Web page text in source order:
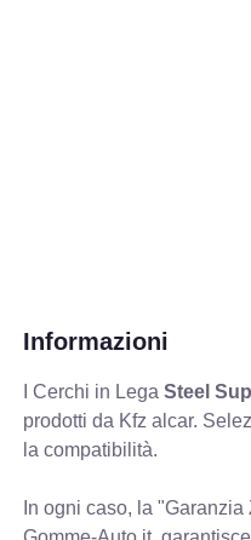
Informazioni
I Cerchi in LegaSteel
prodotti da Kfz alcar.
la compatibilità.
In ogni caso, la